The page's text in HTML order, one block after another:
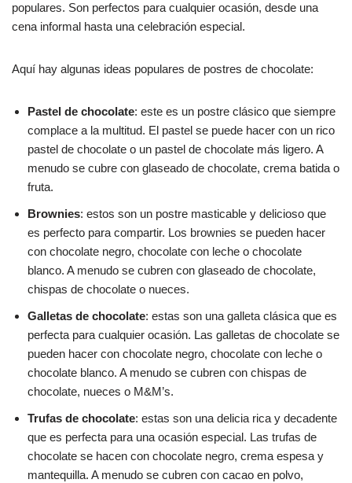
populares. Son perfectos para cualquier ocasión, desde una
cena informal hasta una celebración especial.
Aquí hay algunas ideas populares de postres de chocolate:
Pastel de chocolate: este es un postre clásico que siempre
complace a la multitud. El pastel se puede hacer con un rico
pastel de chocolate o un pastel de chocolate más ligero. A
menudo se cubre con glaseado de chocolate, crema batida o
fruta.
Brownies: estos son un postre masticable y delicioso que
es perfecto para compartir. Los brownies se pueden hacer
con chocolate negro, chocolate con leche o chocolate
blanco. A menudo se cubren con glaseado de chocolate,
chispas de chocolate o nueces.
Galletas de chocolate: estas son una galleta clásica que es
perfecta para cualquier ocasión. Las galletas de chocolate se
pueden hacer con chocolate negro, chocolate con leche o
chocolate blanco. A menudo se cubren con chispas de
chocolate, nueces o M&M’s.
Trufas de chocolate: estas son una delicia rica y decadente
que es perfecta para una ocasión especial. Las trufas de
chocolate se hacen con chocolate negro, crema espesa y
mantequilla. A menudo se cubren con cacao en polvo,